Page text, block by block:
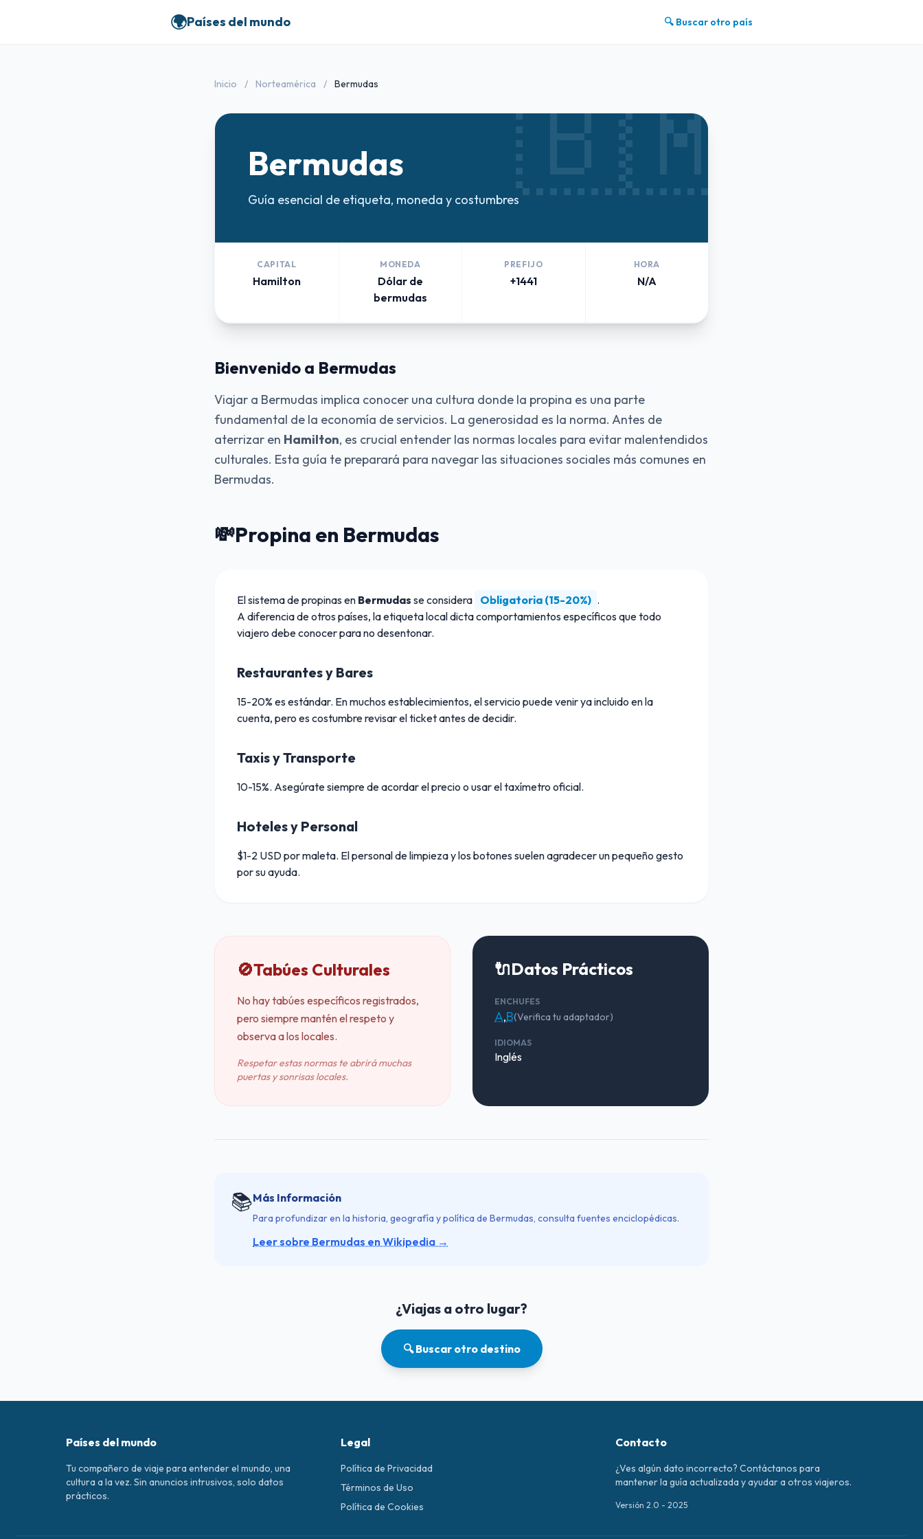
🌍Países del mundo 🔍 Buscar otro país
Inicio / Norteamérica / Bermudas 🇧🇲
Bermudas
Guía esencial de etiqueta, moneda y costumbres
CAPITAL
Hamilton
MONEDA
Dólar de
bermudas
PREFIJO
+1441
HORA
N/A
Bienvenido a Bermudas
Viajar a Bermudas implica conocer una cultura donde la propina es una parte
fundamental de la economía de servicios. La generosidad es la norma. Antes de
aterrizar en Hamilton, es crucial entender las normas locales para evitar malentendidos
culturales. Esta guía te preparará para navegar las situaciones sociales más comunes en
Bermudas.
💸Propina en Bermudas
El sistema de propinas en Bermudas se considera Obligatoria (15-20%) .
A diferencia de otros países, la etiqueta local dicta comportamientos específicos que todo
viajero debe conocer para no desentonar.
Restaurantes y Bares
15-20% es estándar. En muchos establecimientos, el servicio puede venir ya incluido en la
cuenta, pero es costumbre revisar el ticket antes de decidir.
Taxis y Transporte
10-15%. Asegúrate siempre de acordar el precio o usar el taxímetro oficial.
Hoteles y Personal
$1-2 USD por maleta. El personal de limpieza y los botones suelen agradecer un pequeño gesto
por su ayuda.
🚫Tabúes Culturales
No hay tabúes específicos registrados,
pero siempre mantén el respeto y
observa a los locales.
Respetar estas normas te abrirá muchas
puertas y sonrisas locales.
🔌Datos Prácticos
ENCHUFES
A,B(Verifica tu adaptador)
IDIOMAS
Inglés
📚Más Información
Para profundizar en la historia, geografía y política de Bermudas, consulta fuentes enciclopédicas.
Leer sobre Bermudas en Wikipedia →
¿Viajas a otro lugar?
🔍 Buscar otro destino
Países del mundo
Tu compañero de viaje para entender el mundo, una
cultura a la vez. Sin anuncios intrusivos, solo datos
prácticos.
Legal
Política de Privacidad
Términos de Uso
Política de Cookies
Contacto
¿Ves algún dato incorrecto? Contáctanos para
mantener la guía actualizada y ayudar a otros viajeros.
Versión 2.0 - 2025